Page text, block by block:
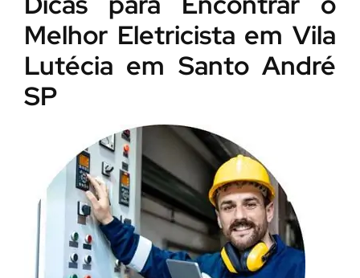
Melhor Eletricista em Vila
Lutécia em Santo André
SP